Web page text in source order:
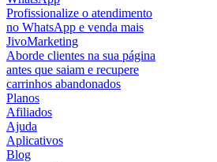
Profissionalize o atendimento
no WhatsApp e venda mais
JivoMarketing
Aborde clientes na sua página
antes que saiam e recupere
carrinhos abandonados
Planos
Afiliados
Ajuda
Aplicativos
Blog